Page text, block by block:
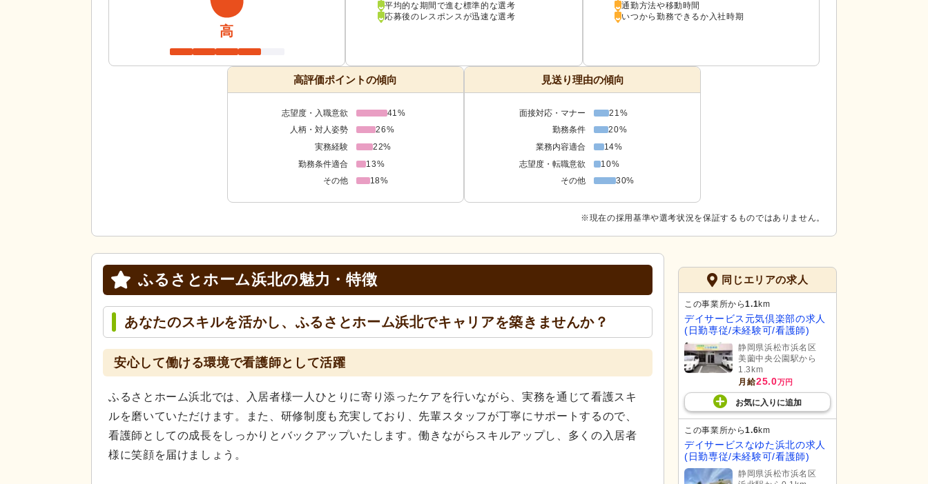
高
平均的な期間で進む標準的な選考
応募後のレスポンスが迅速な選考
通勤方法や移動時間
いつから勤務できるか入社時期
高評価ポイントの傾向
志望度・入職意欲
41%
人柄・対人姿勢
26%
実務経験
22%
勤務条件適合
13%
その他
18%
見送り理由の傾向
面接対応・マナー
21%
勤務条件
20%
業務内容適合
14%
志望度・転職意欲
10%
その他
30%
※現在の採用基準や選考状況を保証するものではありません。
ふるさとホーム浜北の魅力・特徴
あなたのスキルを活かし、ふるさとホーム浜北でキャリアを築きませんか？
安心して働ける環境で看護師として活躍
ふるさとホーム浜北では、入居者様一人ひとりに寄り添ったケアを行いながら、実務を通じて看護スキ
ルを磨いていただけます。また、研修制度も充実しており、先輩スタッフが丁寧にサポートするので、
看護師としての成長をしっかりとバックアップいたします。働きながらスキルアップし、多くの入居者
様に笑顔を届けましょう。
同じエリアの求人
この事業所から1.1km
デイサービス元気倶楽部の求人
(日勤専従/未経験可/看護師)
静岡県浜松市浜名区
美薗中央公園駅から
1.3km
月給25.0万円
お気に入り に追加
この事業所から1.6km
デイサービスなゆた浜北の求人
(日勤専従/未経験可/看護師)
静岡県浜松市浜名区